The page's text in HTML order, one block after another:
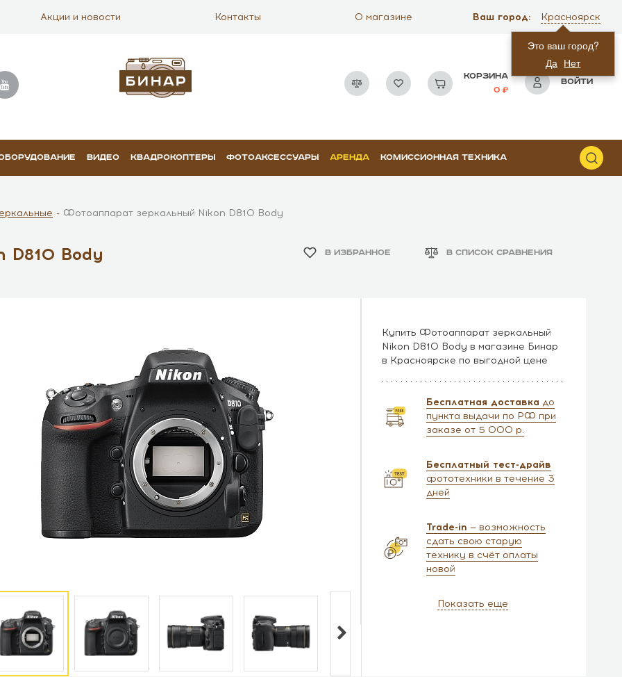
Акции и новости Контакты О магазине Ваш город:
Это ваш город?
Да Нет
Красноярск
КОРЗИНА
0
ВОЙТИ
ВИДЕО КВАДРОКОПТЕРЫ ФОТОАКСЕССУАРЫ АРЕНДА КОМИССИОННАЯ ТЕХНИКА
Фотоаппарат зеркальный Nikon D810 Body
D810 Body В ИЗБРАННОЕ В СПИСОК СРАВНЕНИЯ
Купить Фотоаппарат зеркальный
Nikon D810 Body в магазине Бинар
в Красноярске по выгодной цене
Бесплатная доставка до
пункта выдачи по РФ при
заказе от 5 000 р.
Бесплатный тест-драйв
фототехники в течение 3
дней
Trade-in — возможность
сдать свою старую
технику в счёт оплаты
новой
Показать еще